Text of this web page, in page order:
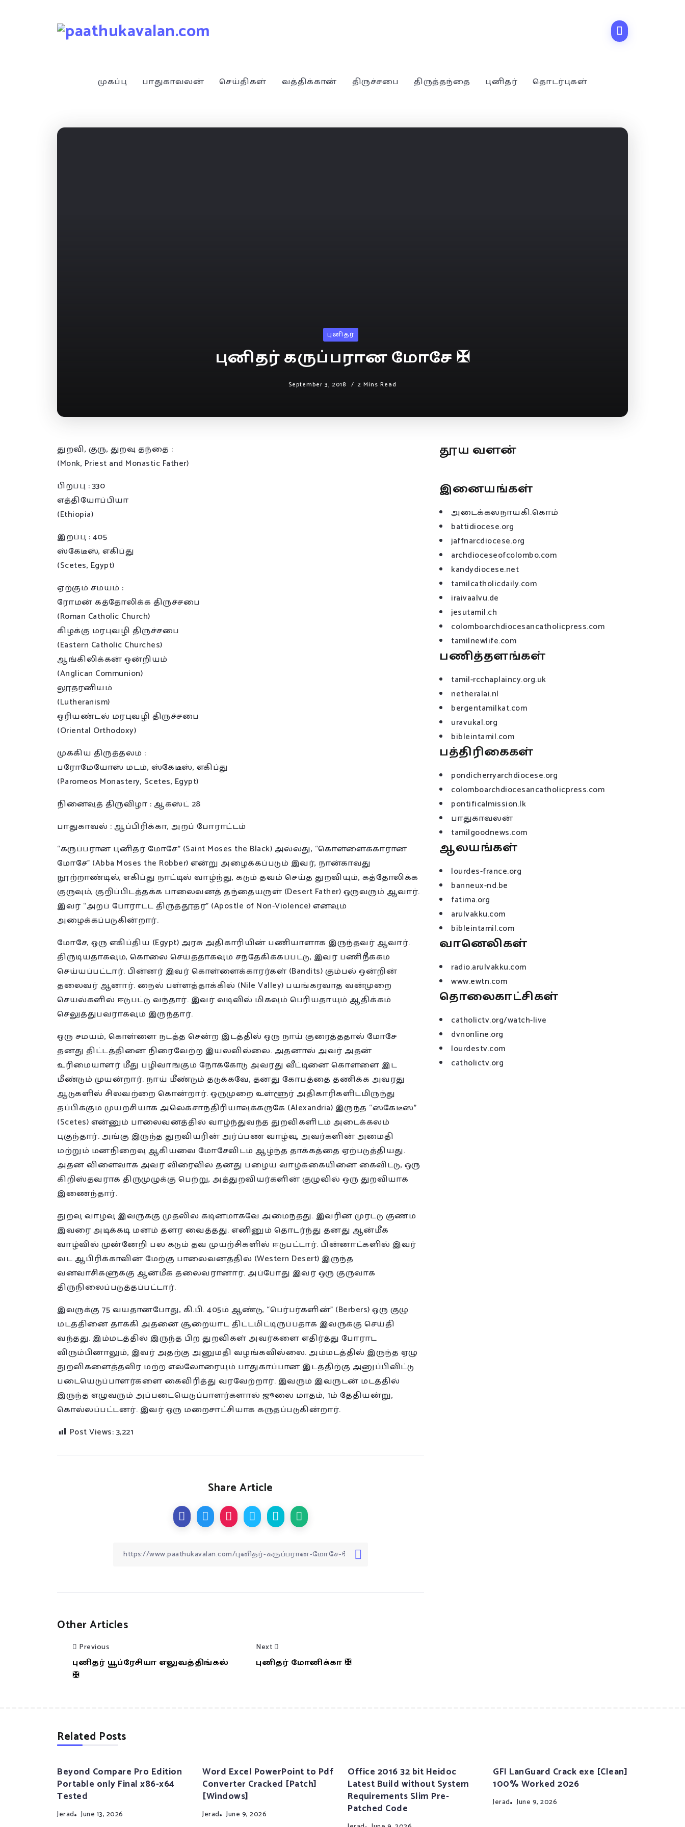
முகப்பு பாதுகாவலன் செய்திகள் வத்திக்கான் திருச்சபை திருத்தந்தை புனிதர் தொடர்புகள்
புனிதர்
புனிதர் கருப்பரான மோசே ✠
September 3, 2018 2 Mins Read
துறவி, குரு, துறவு தந்தை :
(Monk, Priest and Monastic Father)
பிறப்பு : 330
எத்தியோப்பியா
(Ethiopia)
இறப்பு : 405
ஸ்கேடீஸ், எகிப்து
(Scetes, Egypt)
ஏற்கும் சமயம் :
ரோமன் கத்தோலிக்க திருச்சபை
(Roman Catholic Church)
கிழக்கு மரபுவழி திருச்சபை
(Eastern Catholic Churches)
ஆங்கிலிக்கன் ஒன்றியம்
(Anglican Communion)
லூதரனியம்
(Lutheranism)
ஒரியண்டல் மரபுவழி திருச்சபை
(Oriental Orthodoxy)
முக்கிய திருத்தலம் :
பரோமேயோஸ் மடம், ஸ்கேடீஸ், எகிப்து
(Paromeos Monastery, Scetes, Egypt)
நினைவுத் திருவிழா : ஆகஸ்ட் 28
பாதுகாவல் : ஆப்பிரிக்கா, அறப் போராட்டம்
“கருப்பரான புனிதர் மோசே” (Saint Moses the Black) அல்லது, “கொள்ளைக்காரான
மோசே” (Abba Moses the Robber) என்று அழைக்கப்படும் இவர், நான்காவது
நூற்றாண்டில், எகிப்து நாட்டில் வாழ்ந்து, கடும் தவம் செய்த துறவியும், கத்தோலிக்க
குருவும், குறிப்பிடத்தக்க பாலைவனத் தந்தையருள் (Desert Father) ஒருவரும் ஆவார்.
இவர் “அறப் போராட்ட திருத்தூதர்” (Apostle of Non-Violence) எனவும்
அழைக்கப்படுகின்றார்.
மோசே, ஒரு எகிப்திய (Egypt) அரசு அதிகாரியின் பணியாளாக இருந்தவர் ஆவார்.
திருடியதாகவும், கொலை செய்ததாகவும் சந்தேகிக்கப்பட்டு, இவர் பணிநீக்கம்
செய்யப்பட்டார். பின்னர் இவர் கொள்ளைக்காரர்கள் (Bandits) கும்பல் ஒன்றின்
தலைவர் ஆனார். நைல் பள்ளத்தாக்கில் (Nile Valley) பயங்கரவாத வன்முறை
செயல்களில் ஈடுபட்டு வந்தார். இவர் வடிவில் மிகவும் பெரியதாயும் ஆதிக்கம்
செலுத்துபவராகவும் இருந்தார்.
ஒரு சமயம், கொள்ளை நடத்த சென்ற இடத்தில் ஒரு நாய் குரைத்ததால் மோசே
தனது திட்டத்தினை நிரைவேற்ற இயலவில்லை. அதனால் அவர் அதன்
உரிமையாளர் மீது பழிவாங்கும் நோக்கோடு அவரது வீட்டினை கொள்ளை இட
மீண்டும் முயன்றார். நாய் மீண்டும் தடுக்கவே, தனது கோபத்தை தணிக்க அவரது
ஆடுகளில் சிலவற்றை கொன்றார். ஒருமுறை உள்ளூர் அதிகாரிகளிடமிருந்து
தப்பிக்கும் முயற்சியாக அலெக்சாந்திரியாவுக்கருகே (Alexandria) இருந்த “ஸ்கேடீஸ்”
(Scetes) என்னும் பாலைவனத்தில் வாழ்ந்துவந்த துறவிகளிடம் அடைக்கலம்
புகுந்தார். அங்கு இருந்த துறவியரின் அர்ப்பண வாழ்வு, அவர்களின் அமைதி
மற்றும் மனநிறைவு ஆகியவை மோசேவிடம் ஆழ்ந்த தாக்கத்தை ஏற்படுத்தியது.
அதன் விளைவாக அவர் விரைவில் தனது பழைய வாழ்க்கையினை கைவிட்டு, ஒரு
கிறிஸ்தவராக திருமுழுக்கு பெற்று, அத்துறவியர்களின் குழுவில் ஒரு துறவியாக
இணைந்தார்.
துறவு வாழ்வு இவருக்கு முதலில் கடினமாகவே அமைந்தது. இவரின் முரட்டு குணம்
இவரை அடிக்கடி மனம் தளர வைத்தது. எனினும் தொடர்ந்து தனது ஆன்மீக
வாழ்வில் முன்னேறி பல கடும் தவ முயற்சிகளில் ஈடுபட்டார். பின்னாட்களில் இவர்
வட ஆபிரிக்காவின் மேற்கு பாலைவனத்தில் (Western Desert) இருந்த
வனவாசிகளுக்கு ஆன்மீக தலைவரானார். அப்போது இவர் ஒரு குருவாக
திருநிலைப்படுத்தப்பட்டார்.
இவருக்கு 75 வயதானபோது, கி.பி. 405ம் ஆண்டு, “பெர்பர்களின்” (Berbers) ஒரு குழு
மடத்தினை தாக்கி அதனை சூறையாட திட்டமிட்டிருப்பதாக இவருக்கு செய்தி
வந்தது. இம்மடத்தில் இருந்த பிற துறவிகள் அவர்களை எதிர்த்து போராட
விரும்பினாலும், இவர் அதற்கு அனுமதி வழங்கவில்லை. அம்மடத்தில் இருந்த ஏழு
துறவிகளைத்தவிர மற்ற எல்லோரையும் பாதுகாப்பான இடத்திற்கு அனுப்பிவிட்டு
படையெடுப்பாளர்களை கைவிரித்து வரவேற்றார். இவரும் இவருடன் மடத்தில்
இருந்த எழுவரும் அப்படையெடுப்பாளர்களால் ஜூலை மாதம், 1ம் தேதியன்று,
கொல்லப்பட்டனர். இவர் ஒரு மறைசாட்சியாக கருதப்படுகின்றார்.
Post Views:3,221
Share Article
Other Articles
Previous
புனிதர் யூப்ரேசியா எலுவத்திங்கல்
✠
Next
புனிதர் மோனிக்கா ✠
தூய வளன்
இனையங்கள்
அடைக்கலநாயகி.கொம்
battidiocese.org
jaffnarcdiocese.org
archdioceseofcolombo.com
kandydiocese.net
tamilcatholicdaily.com
iraivaalvu.de
jesutamil.ch
colomboarchdiocesancatholicpress.com
tamilnewlife.com
பணித்தளங்கள்
tamil-rcchaplaincy.org.uk
netheralai.nl
bergentamilkat.com
uravukal.org
bibleintamil.com
பத்திரிகைகள்
pondicherryarchdiocese.org
colomboarchdiocesancatholicpress.com
pontificalmission.lk
பாதுகாவலன்
tamilgoodnews.com
ஆலயங்கள்
lourdes-france.org
banneux-nd.be
fatima.org
arulvakku.com
bibleintamil.com
வானெலிகள்
radio.arulvakku.com
www.ewtn.com
தொலைகாட்சிகள்
catholictv.org/watch-live
dvnonline.org
lourdestv.com
catholictv.org
Related Posts
Beyond Compare Pro Edition
Portable only Final x86-x64
Tested
Jerad June 13, 2026
Word Excel PowerPoint to Pdf
Converter Cracked [Patch]
[Windows]
Jerad June 9, 2026
Office 2016 32 bit Heidoc
Latest Build without System
Requirements Slim Pre-
Patched Code
GFI LanGuard Crack exe [Clean]
100% Worked 2026
Jerad June 9, 2026